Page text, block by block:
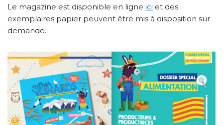
Le magazine est disponible en ligne ici et des
exemplaires papier peuvent être mis à disposition sur
demande.